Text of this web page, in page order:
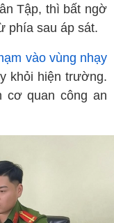
Tập, thì bất ngờ
phía sau áp sát.
vào vùng nhạy
khỏi hiện trường.
cơ quan công an